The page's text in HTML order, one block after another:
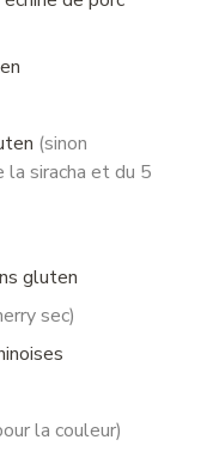
(sinon
la siracha et du 5
gluten
sec)
la couleur)